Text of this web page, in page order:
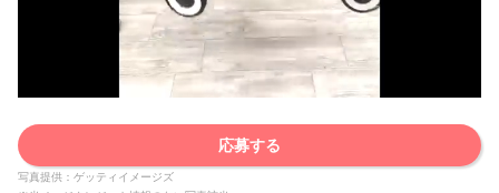
応募する
写真提供：ゲッティイメージズ